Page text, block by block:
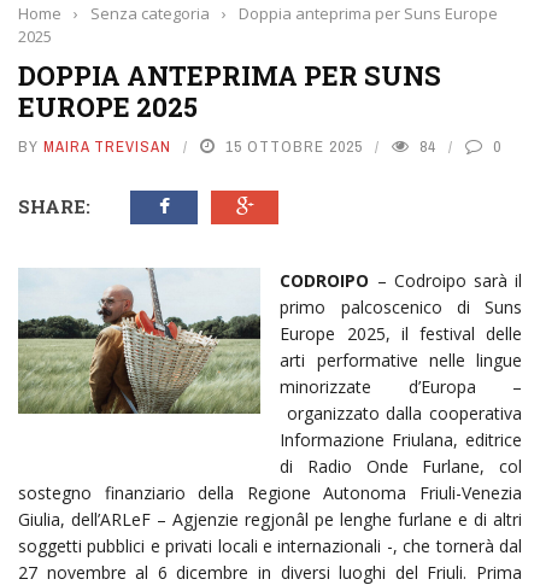
Home › Senza categoria ›
Doppia anteprima per Suns Europe
2025
DOPPIA ANTEPRIMA PER SUNS
EUROPE 2025
BY MAIRA TREVISAN 15 OTTOBRE 2025 84 0
SHARE:
CODROIPO – Codroipo sarà il
primo palcoscenico di Suns
Europe 2025, il festival delle
arti performative nelle lingue
minorizzate d’Europa –
organizzato dalla cooperativa
Informazione Friulana, editrice
di Radio Onde Furlane, col
sostegno finanziario della Regione Autonoma Friuli-Venezia
Giulia, dell’ARLeF – Agjenzie regjonâl pe lenghe furlane e di altri
soggetti pubblici e privati locali e internazionali -, che tornerà dal
27 novembre al 6 dicembre in diversi luoghi del Friuli. Prima